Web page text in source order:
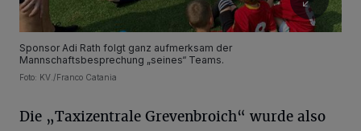
Sponsor Adi Rath folgt ganz aufmerksam der
Mannschaftsbesprechung „seines“ Teams.
Foto: KV./Franco Catania
Die „Taxizentrale Grevenbroich“ wurde also